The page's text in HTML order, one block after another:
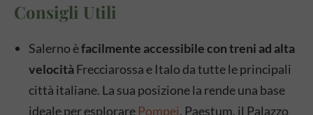
Consigli Utili
Salerno èfacilmente accessibile con treni ad alta
velocitàFrecciarossa e Italo da tutte le principali
città italiane. La sua posizione la rende una base
ideale per esplorare Pompei, Paestum, il Palazzo